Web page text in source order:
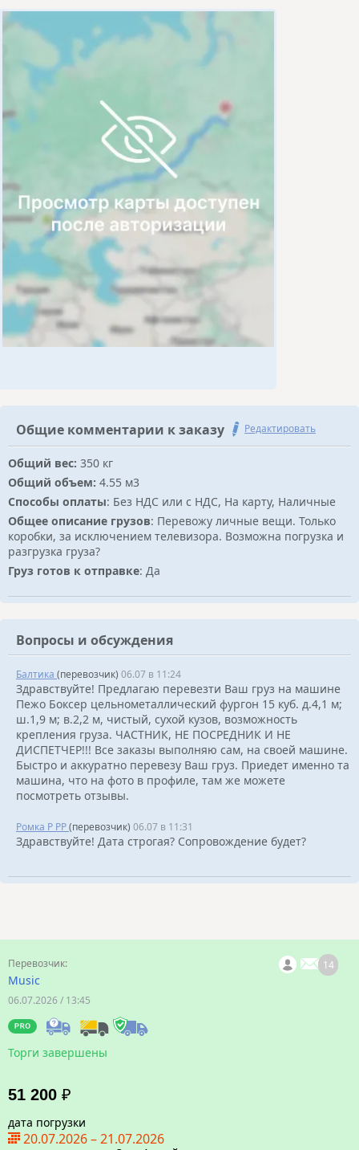
Общие комментарии к заказу Редактировать
Общий вес: 350 кг
Общий объем: 4.55 м3
Способы оплаты: Без НДС или с НДС, На карту, Наличные
Общее описание грузов: Перевожу личные вещи. Только
коробки, за исключением телевизора. Возможна погрузка и
разгрузка груза?
Груз готов к отправке: Да
Вопросы и обсуждения
Балтика (перевозчик) 06.07 в 11:24
Здравствуйте! Предлагаю перевезти Ваш груз на машине
Пежо Боксер цельнометаллический фургон 15 куб. д.4,1 м;
ш.1,9 м; в.2,2 м, чистый, сухой кузов, возможность
крепления груза. ЧАСТНИК, НЕ ПОСРЕДНИК И НЕ
ДИСПЕТЧЕР!!! Все заказы выполняю сам, на своей машине.
Быстро и аккуратно перевезу Ваш груз. Приедет именно та
машина, что на фото в профиле, там же можете
посмотреть отзывы.
Ромка Р РР(перевозчик) 06.07 в 11:31
Здравствуйте! Дата строгая? Сопровождение будет?
Music
06.07.2026 / 13:45
Торги завершены
51 200 ₽
дата погрузки
20.07.2026–21.07.2026
14